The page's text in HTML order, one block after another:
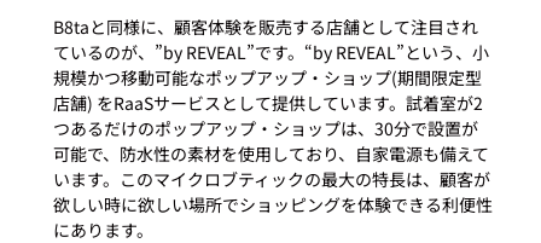
B8taと同様に、顧客体験を販売する店舗として注目され
ているのが、”by REVEAL”です。“by REVEAL”という、小
規模かつ移動可能なポップアップ・ショップ(期間限定型
店舗) をRaaSサービスとして提供しています。試着室が2
つあるだけのポップアップ・ショップは、30分で設置が
可能で、防水性の素材を使用しており、自家電源も備えて
います。このマイクロブティックの最大の特長は、顧客が
欲しい時に欲しい場所でショッピングを体験できる利便性
にあります。